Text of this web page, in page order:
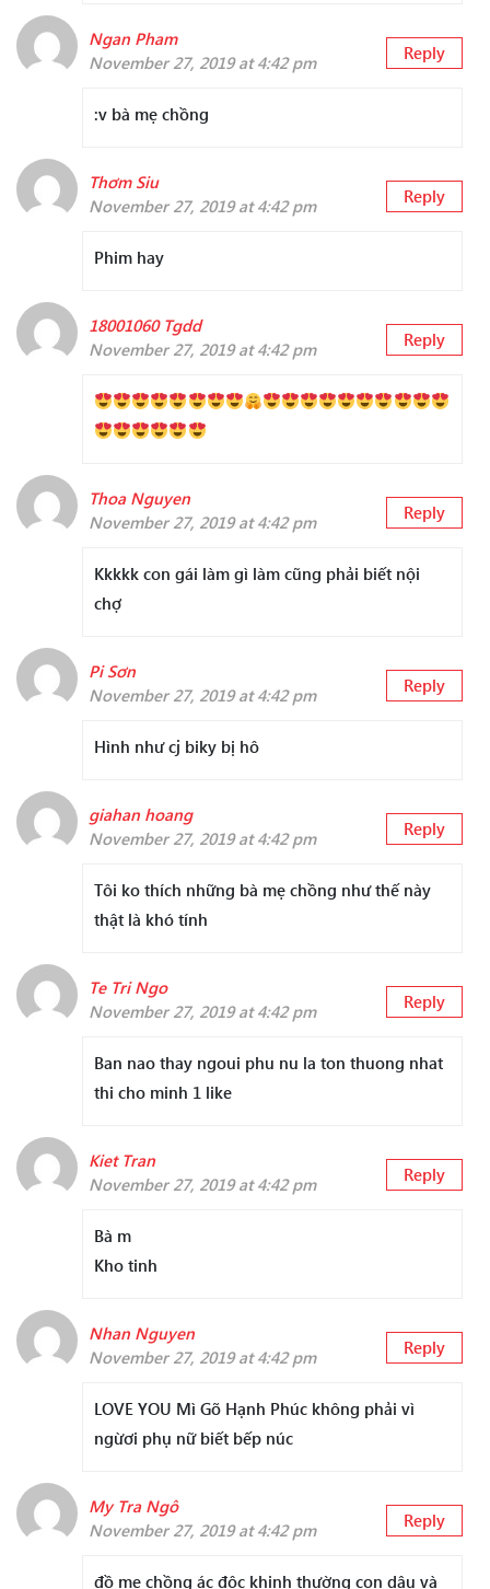
Ngan Pham
November 27, 2019 at 4:42 pm
Reply
:v bà mẹ chồng
Thơm Siu
November 27, 2019 at 4:42 pm
Reply
Phim hay
18001060 Tgdd
November 27, 2019 at 4:42 pm
Reply
Thoa Nguyen
November 27, 2019 at 4:42 pm
Reply
Kkkkk con gái làm gì làm cũng phải biết nội
chợ
Pi Sơn
November 27, 2019 at 4:42 pm
Reply
Hình như cj biky bị hô
giahan hoang
November 27, 2019 at 4:42 pm
Reply
Tôi ko thích những bà mẹ chồng như thế này
thật là khó tính
Te Tri Ngo
November 27, 2019 at 4:42 pm
Reply
Ban nao thay ngoui phu nu la ton thuong nhat
thi cho minh 1 like
Kiet Tran
November 27, 2019 at 4:42 pm
Reply
Bà m
Kho tinh
Nhan Nguyen
November 27, 2019 at 4:42 pm
Reply
LOVE YOU Mì Gõ Hạnh Phúc không phải vì
ngừơi phụ nữ biết bếp núc
My Tra Ngô
November 27, 2019 at 4:42 pm
Reply
đồ mẹ chồng ác độc khinh thường con dâu và